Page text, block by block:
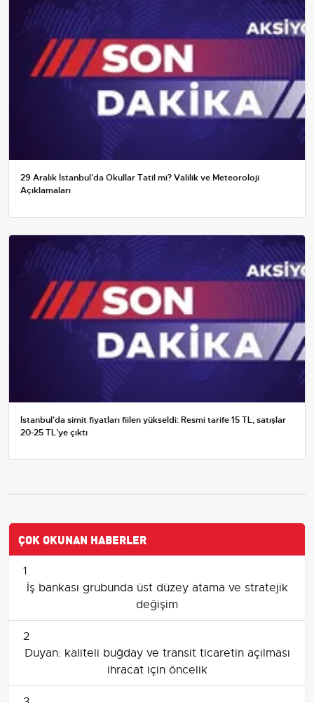
29 Aralık İstanbul'da Okullar Tatil mi? Valilik ve Meteoroloji
Açıklamaları
İstanbul'da simit fiyatları fiilen yükseldi: Resmi tarife 15 TL, satışlar
20-25 TL'ye çıktı
ÇOK OKUNAN HABERLER
1
İş bankası grubunda üst düzey atama ve stratejik
değişim
2
Duyan: kaliteli buğday ve transit ticaretin açılması
ihracat için öncelik